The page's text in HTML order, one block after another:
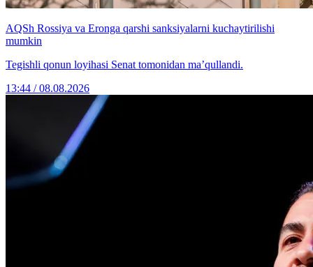
AQSh Rossiya va Eronga qarshi sanksiyalarni kuchaytirilishi
mumkin
Tegishli qonun loyihasi Senat tomonidan ma’qullandi.
13:44 / 08.08.2026